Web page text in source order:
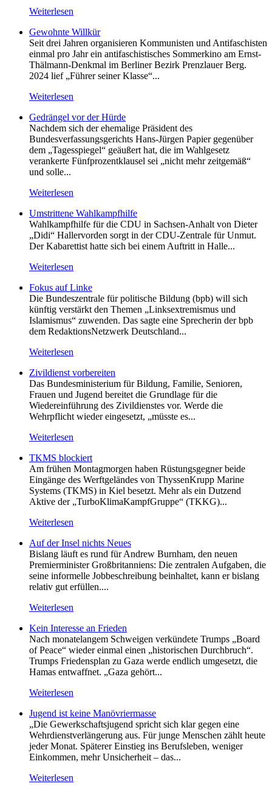
Weiterlesen
Gewohnte Willkür
Seit drei Jahren organisieren Kommunisten und Antifaschisten
einmal pro Jahr ein antifaschistisches Sommerkino am Ernst-
Thälmann-Denkmal im Berliner Bezirk Prenzlauer Berg.
2024 lief „Führer seiner Klasse“...
Weiterlesen
Gedrängel vor der Hürde
Nachdem sich der ehemalige Präsident des
Bundesverfassungsgerichts Hans-Jürgen Papier gegenüber
dem „Tagesspiegel“ geäußert hat, die im Wahlgesetz
verankerte Fünfprozentklausel sei „nicht mehr zeitgemäß“
und solle...
Weiterlesen
Umstrittene Wahlkampfhilfe
Wahlkampfhilfe für die CDU in Sachsen-Anhalt von Dieter
„Didi“ Hallervorden sorgt in der CDU-Zentrale für Unmut.
Der Kabarettist hatte sich bei einem Auftritt in Halle...
Weiterlesen
Fokus auf Linke
Die Bundeszentrale für politische Bildung (bpb) will sich
künftig verstärkt den Themen „Linksextremismus und
Islamismus“ zuwenden. Das sagte eine Sprecherin der bpb
dem RedaktionsNetzwerk Deutschland...
Weiterlesen
Zivildienst vorbereiten
Das Bundesministerium für Bildung, Familie, Senioren,
Frauen und Jugend bereitet die Grundlage für die
Wiedereinführung des Zivildienstes vor. Werde die
Wehrpflicht wieder eingesetzt, „müsste es...
Weiterlesen
TKMS blockiert
Am frühen Montagmorgen haben Rüstungsgegner beide
Eingänge des Werftgeländes von ThyssenKrupp Marine
Systems (TKMS) in Kiel besetzt. Mehr als ein Dutzend
Aktive der „TurboKlimaKampfGruppe“ (TKKG)...
Weiterlesen
Auf der Insel nichts Neues
Bislang läuft es rund für Andrew Burnham, den neuen
Premierminister Großbritanniens: Die zentralen Aufgaben, die
seine informelle Jobbeschreibung beinhaltet, kann er bislang
relativ gut erfüllen....
Weiterlesen
Kein Inte­resse an Frieden
Nach monatelangem Schweigen verkündete Trumps „Board
of Peace“ wieder einmal einen „historischen Durchbruch“.
Trumps Friedensplan zu Gaza werde endlich umgesetzt, die
Hamas entwaffnet. „Gaza gehört...
Weiterlesen
Jugend ist keine Manövriermasse
„Die Gewerkschaftsjugend spricht sich klar gegen eine
Wehrdienstverlängerung aus. Für junge Menschen zählt heute
jeder Monat. Späterer Einstieg ins Berufsleben, weniger
Einkommen, mehr Unsicherheit – das...
Weiterlesen